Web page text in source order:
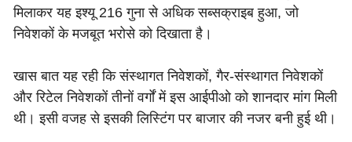
मिलाकर यह इश्यू 216 गुना से अधिक सब्सक्राइब हुआ, जो
निवेशकों के मजबूत भरोसे को दिखाता है।
खास बात यह रही कि संस्थागत निवेशकों, गैर-संस्थागत निवेशकों
और रिटेल निवेशकों तीनों वर्गों में इस आईपीओ को शानदार मांग मिली
थी। इसी वजह से इसकी लिस्टिंग पर बाजार की नजर बनी हुई थी।